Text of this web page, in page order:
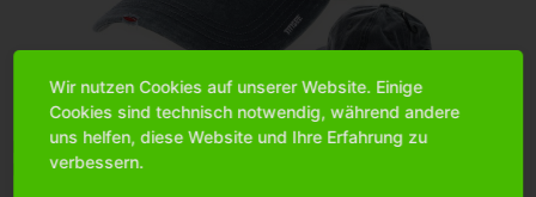
Bittemelden Sie sich an, um mehr Informationen über das
Produkt zu erhalten.
Wir nutzen Cookies auf unserer Website. Einige
Cookies sind technisch notwendig, während andere
uns helfen, diese Website und Ihre Erfahrung zu
verbessern.